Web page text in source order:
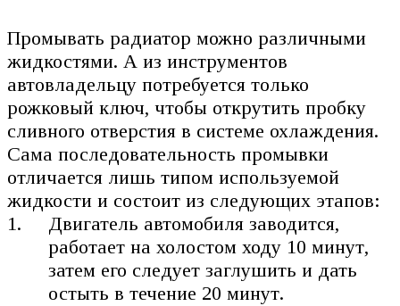
Промывать радиатор можно различными
жидкостями. А из инструментов
автовладельцу потребуется только
рожковый ключ, чтобы открутить пробку
сливного отверстия в системе охлаждения.
Сама последовательность промывки
отличается лишь типом используемой
жидкости и состоит из следующих этапов:
Двигатель автомобиля заводится,
работает на холостом ходу 10 минут,
затем его следует заглушить и дать
остыть в течение 20 минут.